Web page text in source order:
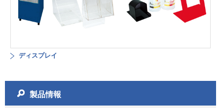
ディスプレイ
製品情報